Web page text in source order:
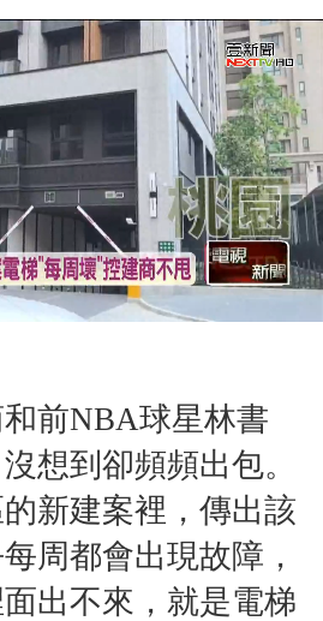
前NBA球星林書
想到卻頻頻出包。
新建案裡，傳出該
周都會出現故障，
出不來，就是電梯